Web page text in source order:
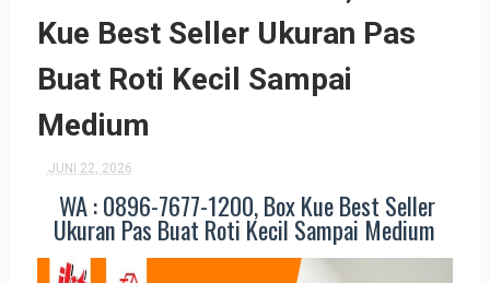
Kue Best Seller Ukuran Pas
Buat Roti Kecil Sampai
Medium
JUNI 22, 2026
WA : 0896-7677-1200, Box Kue Best Seller
Ukuran Pas Buat Roti Kecil Sampai Medium